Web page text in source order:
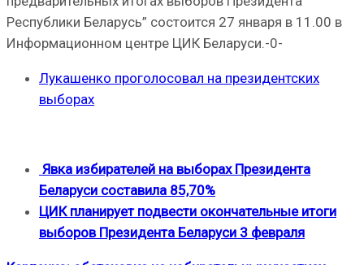
Республики Беларусь” состоится 27 января в 11.00 в
Информационном центре ЦИК Беларуси.-0-
Лукашенко проголосовал на президентских
выборах
Явка избирателей на выборах Президента
Беларуси составила 85,70%
ЦИК планирует подвести окончательные итоги
выборов Президента Беларуси 3 февраля